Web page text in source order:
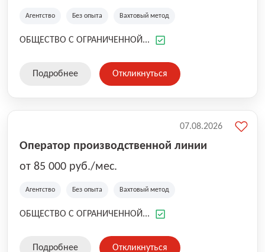
Агентство Без опыта Вахтовый метод
ОБЩЕСТВО С ОГРАНИЧЕННОЙ...
Подробнее Откликнуться
Оператор производственной линии
от 85 000 руб./мес.
Агентство Без опыта Вахтовый метод
ОБЩЕСТВО С ОГРАНИЧЕННОЙ...
07.08.2026
Подробнее Откликнуться